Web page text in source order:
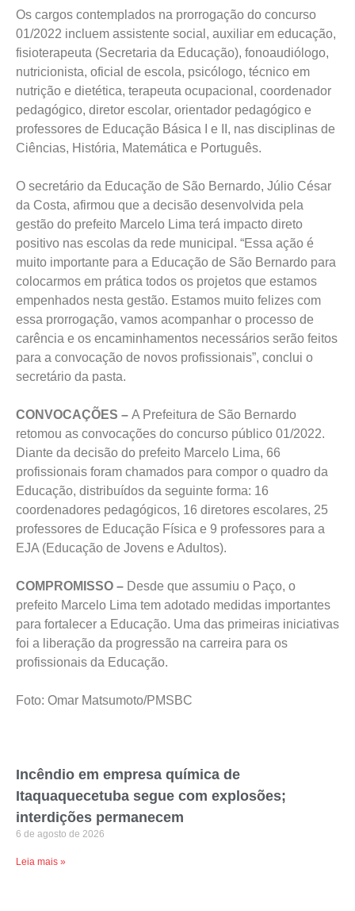
Os cargos contemplados na prorrogação do concurso
01/2022 incluem assistente social, auxiliar em educação,
fisioterapeuta (Secretaria da Educação), fonoaudiólogo,
nutricionista, oficial de escola, psicólogo, técnico em
nutrição e dietética, terapeuta ocupacional, coordenador
pedagógico, diretor escolar, orientador pedagógico e
professores de Educação Básica I e II, nas disciplinas de
Ciências, História, Matemática e Português.
O secretário da Educação de São Bernardo, Júlio César
da Costa, afirmou que a decisão desenvolvida pela
gestão do prefeito Marcelo Lima terá impacto direto
positivo nas escolas da rede municipal. “Essa ação é
muito importante para a Educação de São Bernardo para
colocarmos em prática todos os projetos que estamos
empenhados nesta gestão. Estamos muito felizes com
essa prorrogação, vamos acompanhar o processo de
carência e os encaminhamentos necessários serão feitos
para a convocação de novos profissionais”, conclui o
secretário da pasta.
CONVOCAÇÕES – A Prefeitura de São Bernardo
retomou as convocações do concurso público 01/2022.
Diante da decisão do prefeito Marcelo Lima, 66
profissionais foram chamados para compor o quadro da
Educação, distribuídos da seguinte forma: 16
coordenadores pedagógicos, 16 diretores escolares, 25
professores de Educação Física e 9 professores para a
EJA (Educação de Jovens e Adultos).
COMPROMISSO – Desde que assumiu o Paço, o
prefeito Marcelo Lima tem adotado medidas importantes
para fortalecer a Educação. Uma das primeiras iniciativas
foi a liberação da progressão na carreira para os
profissionais da Educação.
Foto: Omar Matsumoto/PMSBC
Incêndio em empresa química de
Itaquaquecetuba segue com explosões;
interdições permanecem
6 de agosto de 2026
Leia mais »